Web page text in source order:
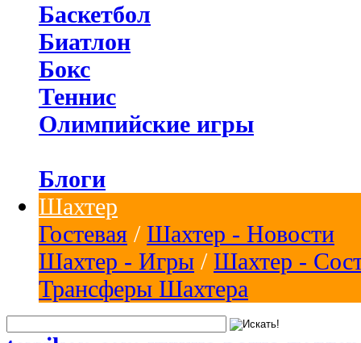
Баскетбол
Биатлон
Бокс
Теннис
Олимпийские игры
Блоги
Шахтер
Гостевая / Шахтер - Новости
Шахтер - Игры / Шахтер -
Трансферы Шахтера